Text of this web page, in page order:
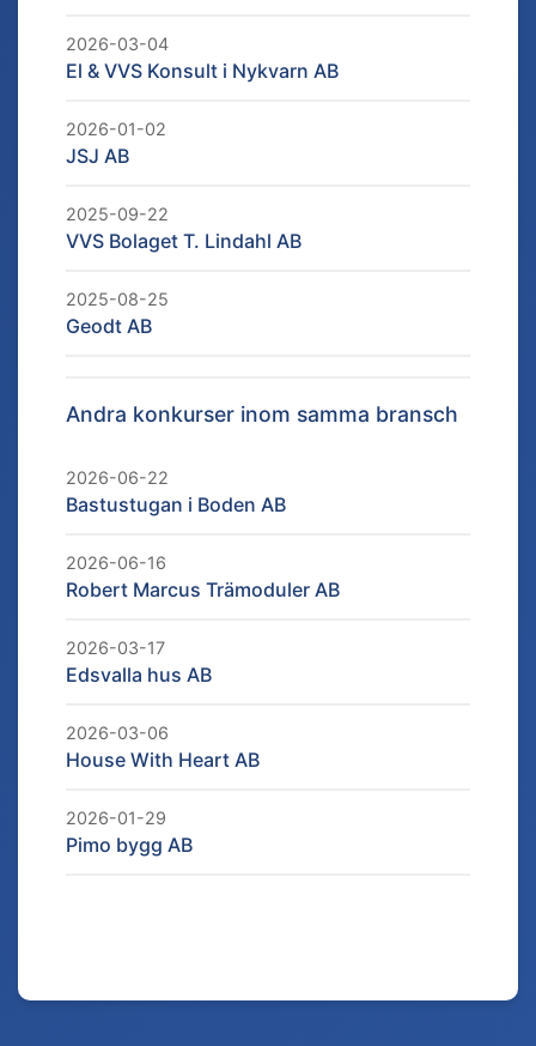
2026-03-04
El & VVS Konsult i Nykvarn AB
2026-01-02
JSJ AB
2025-09-22
VVS Bolaget T. Lindahl AB
2025-08-25
Geodt AB
Andra konkurser inom samma bransch
2026-06-22
Bastustugan i Boden AB
2026-06-16
Robert Marcus Trämoduler AB
2026-03-17
Edsvalla hus AB
2026-03-06
House With Heart AB
2026-01-29
Pimo bygg AB